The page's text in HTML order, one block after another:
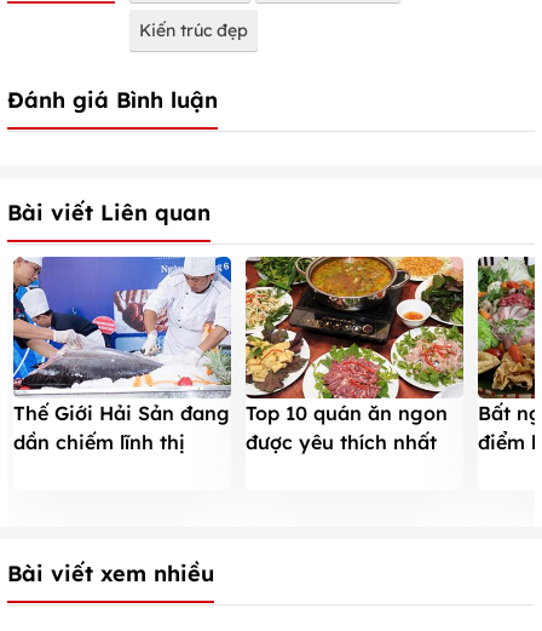
Kiến trúc đẹp
Đánh giá Bình luận
Bài viết Liên quan
Thế Giới Hải Sản đang
dần chiếm lĩnh thị
Top 10 quán ăn ngon
được yêu thích nhất
Bất
điểm
Bài viết xem nhiều